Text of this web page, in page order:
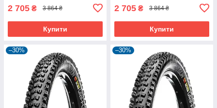
2 705 ₴ 3 864 ₴
Купити
2 705 ₴ 3 864 ₴
Купити
–30% –30%